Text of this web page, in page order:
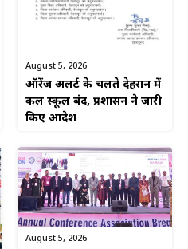
August 5, 2026
ऑरेंज अलर्ट के चलते देहरादून में
कल स्कूल बंद, प्रशासन ने जारी
किए आदेश
August 5, 2026